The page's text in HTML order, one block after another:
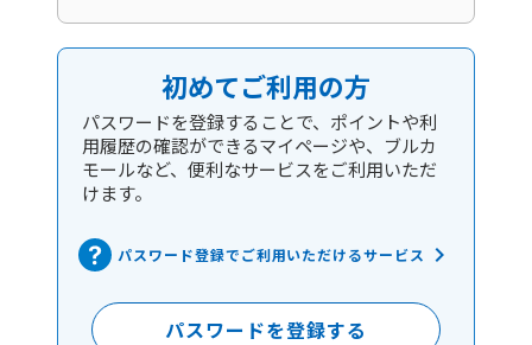
初めてご利用の方
パスワードを登録することで、ポイントや利
用履歴の確認ができるマイページや、ブルカ
モールなど、便利なサービスをご利用いただ
けます。
パスワード登録でご利用いただけるサービス keyboard_arrow_right
パスワードを登録する